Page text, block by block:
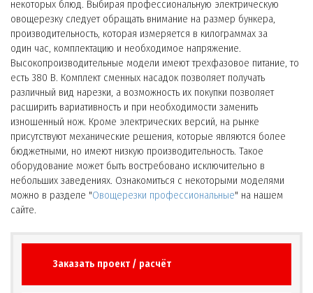
некоторых блюд. Выбирая профессиональную электрическую
овощерезку следует обращать внимание на размер бункера,
производительность, которая измеряется в килограммах за
один час, комплектацию и необходимое напряжение.
Высокопроизводительные модели имеют трехфазовое питание, то
есть 380 В. Комплект сменных насадок позволяет получать
различный вид нарезки, а возможность их покупки позволяет
расширить вариативность и при необходимости заменить
изношенный нож. Кроме электрических версий, на рынке
присутствуют механические решения, которые являются более
бюджетными, но имеют низкую производительность. Такое
оборудование может быть востребовано исключительно в
небольших заведениях. Ознакомиться с некоторыми моделями
можно в разделе "Овощерезки профессиональные" на нашем
сайте.
Заказать проект / расчёт